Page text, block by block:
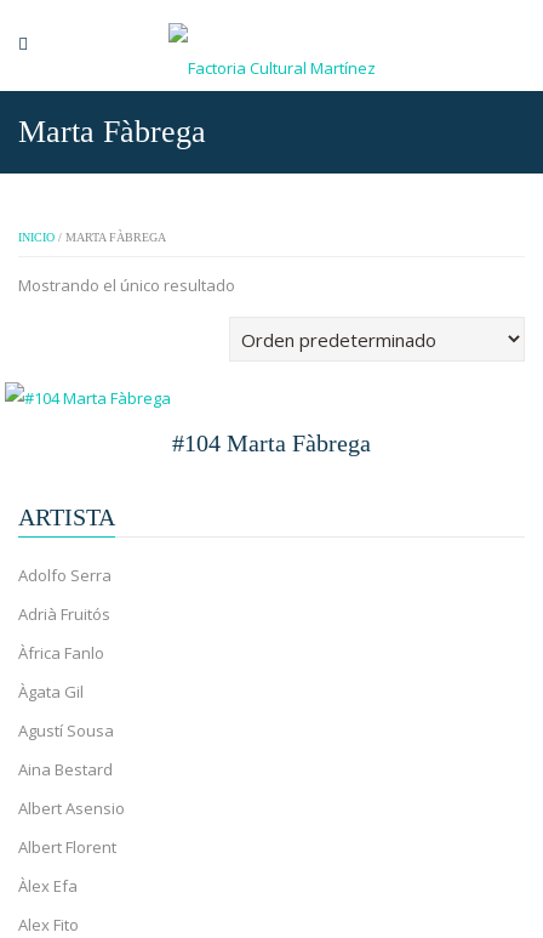
Marta Fàbrega
INICIO / MARTA FÀBREGA
Mostrando el único resultado
#104 Marta Fàbrega
ARTISTA
Adolfo Serra
Adrià Fruitós
Àfrica Fanlo
Àgata Gil
Agustí Sousa
Aina Bestard
Albert Asensio
Albert Florent
Àlex Efa
Alex Fito